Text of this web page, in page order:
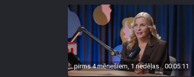
pirms 4 mēnešiem, 1 nedēļas 00:05:11